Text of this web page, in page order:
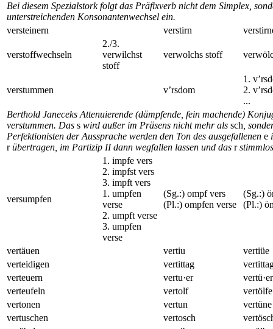
Bei diesem Spezialstork folgt das Präfixverb nicht dem Simplex,
unterstreichenden Konsonantenwechsel ein.
versteinern
verstirn
verstoffwechseln
2./3.
verwilchst
stoff
verwolchs stoff
verstummen v’rsdom
1.
2.
...
Berthold Janeceks Attenuierende (dämpfende, fein machende)
verstummen. Das s wird außer im Präsens nicht mehr als sch ,
Perfektionisten der Aussprache werden den Ton des ausgefallenen e
rübertragen, im Partizip II dann wegfallen lassen und das r
versumpfen
1. impfe vers
2. impfst vers
3. impft vers
1. umpfen
verse
2. umpft verse
3. umpfen
verse
(Sg.:) ompf vers
(Pl.:) ompfen verse
(Sg.:)
(Pl.:)
vertäuen vertiu
vertiüe
verteidigen
vertittag
verteuern
vertu·er
verteufeln
vertolf
vertölfe
vertonen
vertun
vertüne
vertuschen
vertosch